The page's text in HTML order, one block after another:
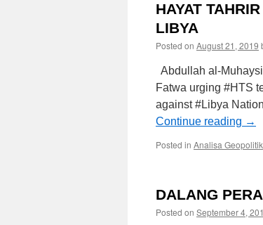
HAYAT
LIBYA
Posted on August 21, 2019
Abdullah al-
Fatwa urging #HTS
against #Libya
Continue reading →
Posted in Analisa Geopolitik
DALANG
Posted on September 4,